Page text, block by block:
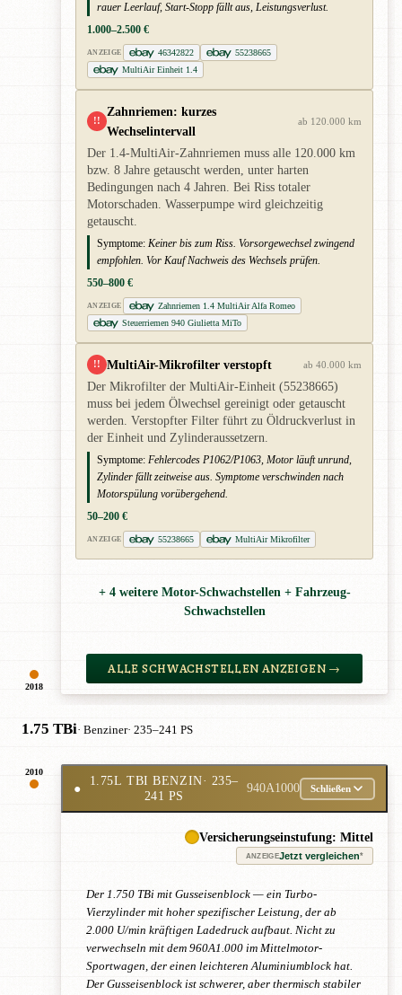
2018
rauer Leerlauf, Start-Stopp fällt aus, Leistungsverlust.
1.000–2.500 €
ANZEIGE 46342822
55238665
MultiAir Einheit 1.4
!!
Zahnriemen: kurzes
Wechselintervall
ab 120.000 km
Der 1.4-MultiAir-Zahnriemen muss alle 120.000 km
bzw. 8 Jahre getauscht werden, unter harten
Bedingungen nach 4 Jahren. Bei Riss totaler
Motorschaden. Wasserpumpe wird gleichzeitig
getauscht.
Symptome: Keiner bis zum Riss. Vorsorgewechsel zwingend
empfohlen. Vor Kauf Nachweis des Wechsels prüfen.
550–800 €
ANZEIGE
Zahnriemen 1.4 MultiAir Alfa Romeo
Steuerriemen 940 Giulietta MiTo
!! MultiAir-Mikrofilter verstopft ab 40.000 km
Der Mikrofilter der MultiAir-Einheit (55238665)
muss bei jedem Ölwechsel gereinigt oder getauscht
werden. Verstopfter Filter führt zu Öldruckverlust in
der Einheit und Zylinderaussetzern.
Symptome: Fehlercodes P1062/P1063, Motor läuft unrund,
Zylinder fällt zeitweise aus. Symptome verschwinden nach
Motorspülung vorübergehend.
50–200 €
ANZEIGE 55238665 MultiAir Mikrofilter
+ 4 weitere Motor-Schwachstellen + Fahrzeug-
Schwachstellen
ALLE SCHWACHSTELLEN ANZEIGEN →
1.75 TBi· Benziner· 235–241 PS
2010
●
1.75L TBI BENZIN· 235–
241 PS
940A1000 Schließen
Versicherungseinstufung: Mittel
ANZEIGEJetzt vergleichen*
Der 1.750 TBi mit Gusseisenblock — ein Turbo-
Vierzylinder mit hoher spezifischer Leistung, der ab
2.000 U/min kräftigen Ladedruck aufbaut. Nicht zu
verwechseln mit dem 960A1.000 im Mittelmotor-
Sportwagen, der einen leichteren Aluminiumblock hat.
Der Gusseisenblock ist schwerer, aber thermisch stabiler